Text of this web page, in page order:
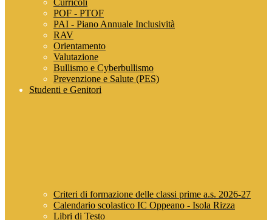
Curricoli
POF - PTOF
PAI - Piano Annuale Inclusività
RAV
Orientamento
Valutazione
Bullismo e Cyberbullismo
Prevenzione e Salute (PES)
Studenti e Genitori
Criteri di formazione delle classi prime a.s. 2026-27
Calendario scolastico IC Oppeano - Isola Rizza
Libri di Testo